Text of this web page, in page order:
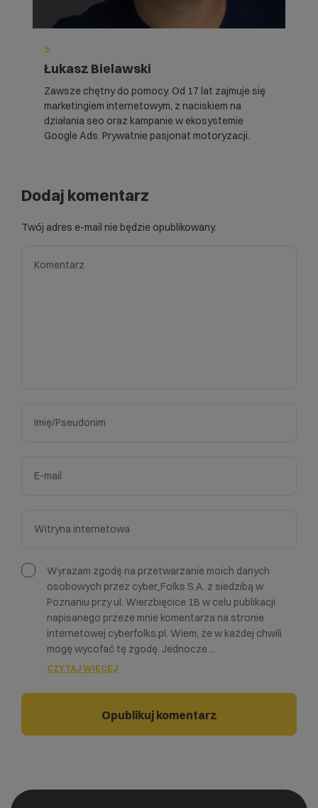
>
Łukasz Bielawski
Zawsze chętny do pomocy. Od 17 lat zajmuje się
marketingiem internetowym, z naciskiem na
działania seo oraz kampanie w ekosystemie
Google Ads. Prywatnie pasjonat motoryzacji.
Dodaj komentarz
Twój adres e-mail nie będzie opublikowany.
Wyrażam zgodę na przetwarzanie moich danych
osobowych przez cyber_Folks S.A. z siedzibą w
Poznaniu przy ul. Wierzbięcice 1B w celu publikacji
napisanego przeze mnie komentarza na stronie
internetowej cyberfolks.pl. Wiem, że w każdej chwili
mogę wycofać tę zgodę. Jednocze ...
CZYTAJ WIĘCEJ